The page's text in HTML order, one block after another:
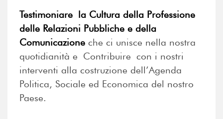
Testimoniare la Cultura della Professione
delle Relazioni Pubbliche e della
Comunicazione che ci unisce nella nostra
quotidianità e Contribuire con i nostri
interventi alla costruzione dell’Agenda
Politica, Sociale ed Economica del nostro
Paese.